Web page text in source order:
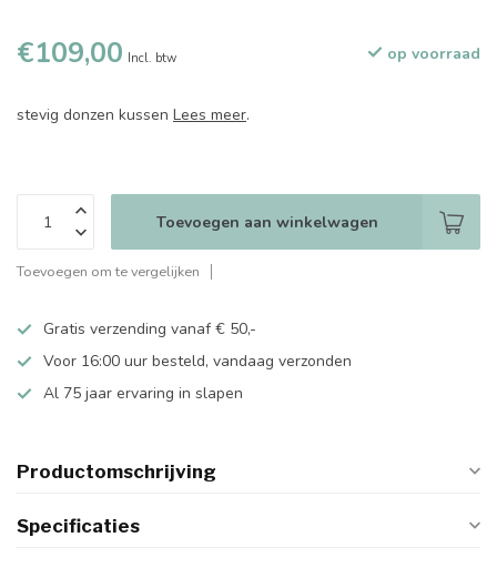
€109,00 Incl. btw op voorraad
stevig donzen kussen Lees meer.
Toevoegen aan winkelwagen
Toevoegen om te vergelijken
Gratis verzending vanaf € 50,-
Voor 16:00 uur besteld, vandaag verzonden
Al 75 jaar ervaring in slapen
Productomschrijving
Specificaties